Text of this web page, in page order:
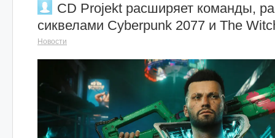
CD Projekt расширяет команды,
сиквелами Cyberpunk 2077 и The
Новости